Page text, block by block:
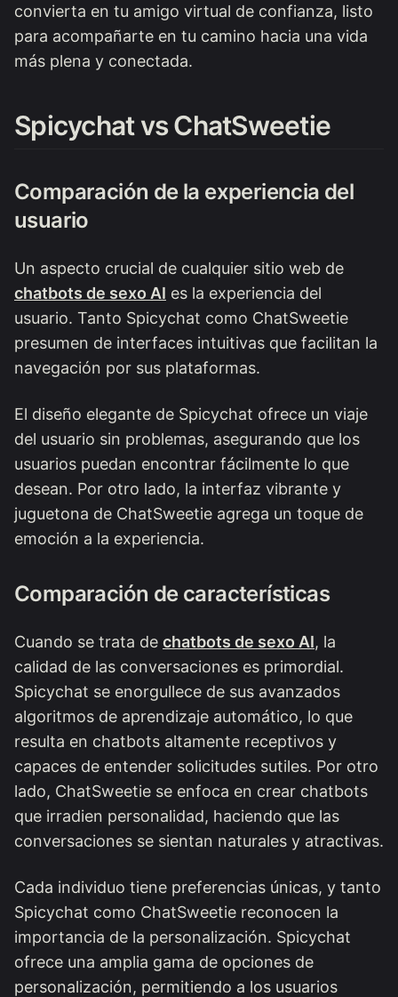
convierta en tu amigo virtual de confianza, listo
para acompañarte en tu camino hacia una vida
más plena y conectada.
Spicychat vs ChatSweetie
Comparación de la experiencia del
usuario
Un aspecto crucial de cualquier sitio web de
chatbots de sexo AI es la experiencia del
usuario. Tanto Spicychat como ChatSweetie
presumen de interfaces intuitivas que facilitan la
navegación por sus plataformas.
El diseño elegante de Spicychat ofrece un viaje
del usuario sin problemas, asegurando que los
usuarios puedan encontrar fácilmente lo que
desean. Por otro lado, la interfaz vibrante y
juguetona de ChatSweetie agrega un toque de
emoción a la experiencia.
Comparación de características
Cuando se trata de chatbots de sexo AI, la
calidad de las conversaciones es primordial.
Spicychat se enorgullece de sus avanzados
algoritmos de aprendizaje automático, lo que
resulta en chatbots altamente receptivos y
capaces de entender solicitudes sutiles. Por otro
lado, ChatSweetie se enfoca en crear chatbots
que irradien personalidad, haciendo que las
conversaciones se sientan naturales y atractivas.
Cada individuo tiene preferencias únicas, y tanto
Spicychat como ChatSweetie reconocen la
importancia de la personalización. Spicychat
ofrece una amplia gama de opciones de
personalización, permitiendo a los usuarios